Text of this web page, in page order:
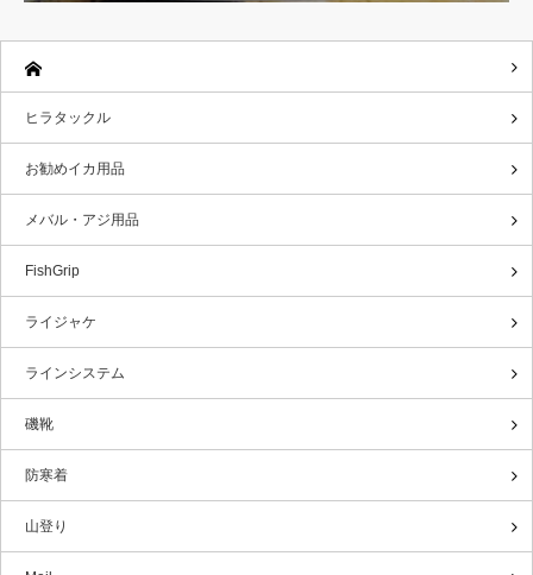
ヒラタックル
お勧めイカ用品
メバル・アジ用品
FishGrip
ライジャケ
ラインシステム
磯靴
防寒着
山登り